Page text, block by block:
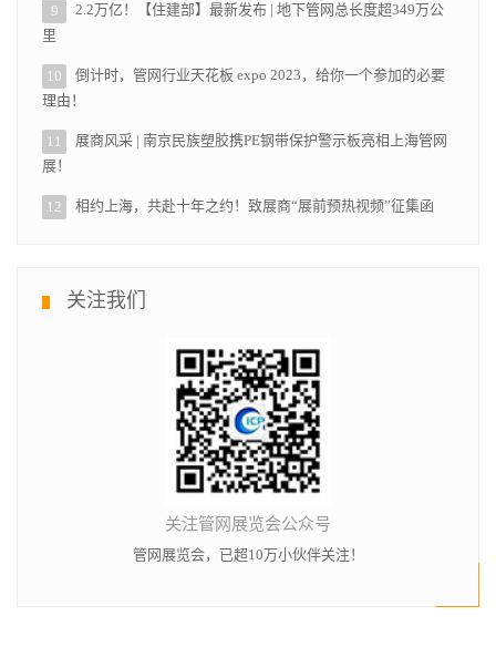
9
2.2万亿！【住建部】最新发布 | 地下管网总长度超349万公
里
10
倒计时，管网行业天花板 expo 2023，给你一个参加的必要
理由！
11
展商风采 | 南京民族塑胶携PE钢带保护警示板亮相上海管网
展！
12 相约上海，共赴十年之约！致展商“展前预热视频”征集函
关注我们
关注管网展览会公众号
管网展览会，已超10万小伙伴关注！